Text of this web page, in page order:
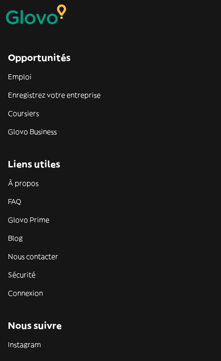
Opportunités
Emploi
Enregistrez votre entreprise
Coursiers
Glovo Business
Liens utiles
À propos
FAQ
Glovo Prime
Blog
Nous contacter
Sécurité
Connexion
Nous suivre
Instagram